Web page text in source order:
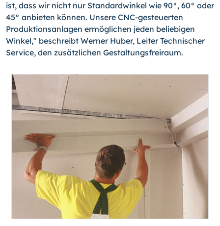
ist, dass wir nicht nur Standardwinkel wie 90°, 60° oder
45° anbieten können. Unsere CNC-gesteuerten
Produktionsanlagen ermöglichen jeden beliebigen
Winkel," beschreibt Werner Huber, Leiter Technischer
Service, den zusätzlichen Gestaltungsfreiraum.